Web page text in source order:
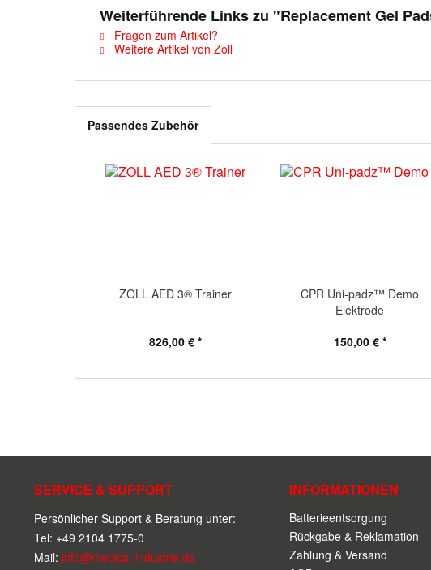
Weiterführende Links zu "Replacement Gel
Fragen zum Artikel?
Weitere Artikel von Zoll
Passendes Zubehör
ZOLL AED 3® Trainer
826,00 € *
CPR Uni-padz™ Demo
Elektrode
150,00 € *
SERVICE & SUPPORT
Persönlicher Support & Beratung unter:
Tel: +49 2104 1775-0
Mail: info@medical-industrie.de
INFORMATIONEN
Batterieentsorgung
Rückgabe & Reklamation
Zahlung & Versand